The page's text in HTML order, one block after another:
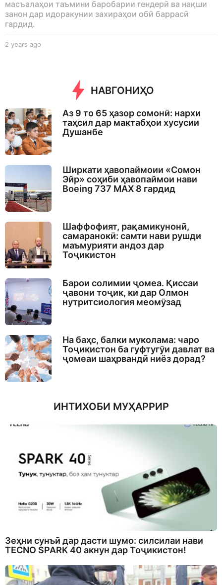
масъалаҳои таъмини баробарии гендерӣ ва нақши
занон дар идоракунии захираҳои обӣ баррасӣ
гардид.
2 years ago
g
o
НАВГОНИҲО
Аз 9 то 65 ҳазор сомонӣ: нархи
таҳсил дар мактабҳои хусусии
Душанбе
Ширкати ҳавопаймоии «Сомон
Эйр» соҳиби ҳавопаймои нави
Boeing 737 MAX 8 гардид
Шаффофият, рақамикунонӣ,
самаранокӣ: самти нави рушди
маъмурияти андоз дар
Тоҷикистон
Барои солимии ҷомеа. Қиссаи
ҷавони тоҷик, ки дар Олмон
нутритсиология меомӯзад
На баҳс, балки муколама: чаро
Тоҷикистон ба гуфтугӯи давлат ва
ҷомеаи шаҳрвандӣ ниёз дорад?
ИНТИХОБИ МУҲАРРИР
Зеҳни сунъӣ дар дасти шумо: силсилаи нави
TECNO SPARK 40 акнун дар Тоҷикистон!